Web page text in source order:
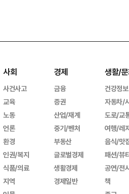
사회
사건사고
교육
노동
언론
환경
인권/복지
식품/의료
지역
경제
금융
증권
산업/재계
중기/벤처
부동산
글로벌경제
생활경제
경제일반
생활/
건강정보
자동차/
도로/교
여행/레
음식/맛
패션/뷰
공연/전
책